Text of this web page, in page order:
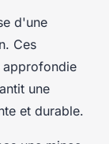
d'une
Ces
approfondie
une
et durable.